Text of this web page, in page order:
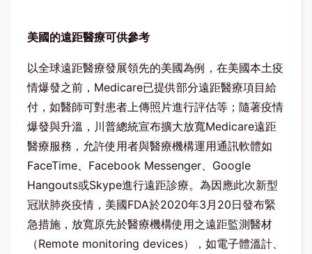
美國的遠距醫療可供參考
以全球遠距醫療發展領先的美國為例，在美國本土疫
情爆發之前，Medicare已提供部分遠距醫療項目給
付，如醫師可對患者上傳照片進行評估等；隨著疫情
爆發與升溫，川普總統宣布擴大放寬Medicare遠距
醫療服務，允許使用者與醫療機構運用通訊軟體如
FaceTime、Facebook Messenger、Google
Hangouts或Skype進行遠距診療。為因應此次新型
冠狀肺炎疫情，美國FDA於2020年3月20日發布緊
急措施，放寬原先於醫療機構使用之遠距監測醫材
（Remote monitoring devices），如電子體溫計、